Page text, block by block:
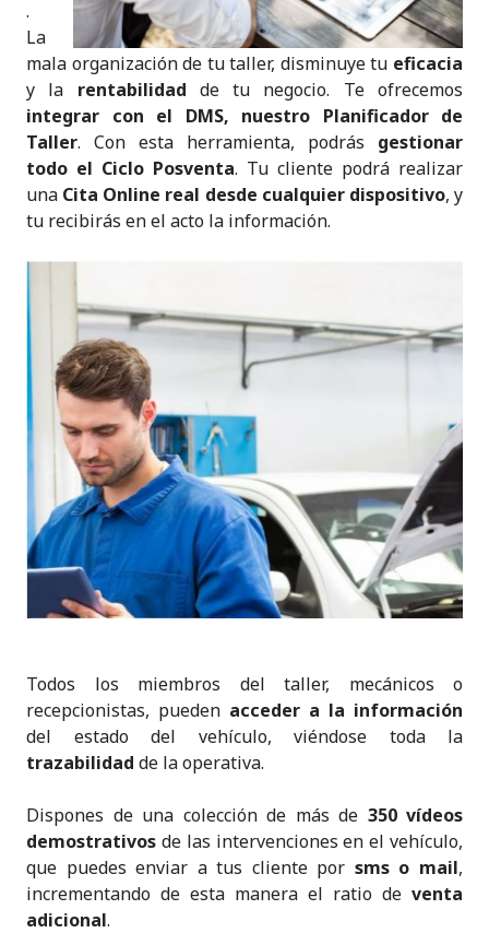
.
La
mala organización de tu taller, disminuye tu eficacia
y la rentabilidad de tu negocio. Te ofrecemos
integrar con el DMS, nuestro Planificador de
Taller. Con esta herramienta, podrás gestionar
todo el Ciclo Posventa. Tu cliente podrá realizar
una Cita Online real desde cualquier dispositivo, y
tu recibirás en el acto la información.
Todos los miembros del taller, mecánicos o
recepcionistas, pueden acceder a la información
del estado del vehículo, viéndose toda la
trazabilidad de la operativa.
Dispones de una colección de más de 350 vídeos
demostrativos de las intervenciones en el vehículo,
que puedes enviar a tus cliente por sms o mail,
incrementando de esta manera el ratio de venta
adicional.